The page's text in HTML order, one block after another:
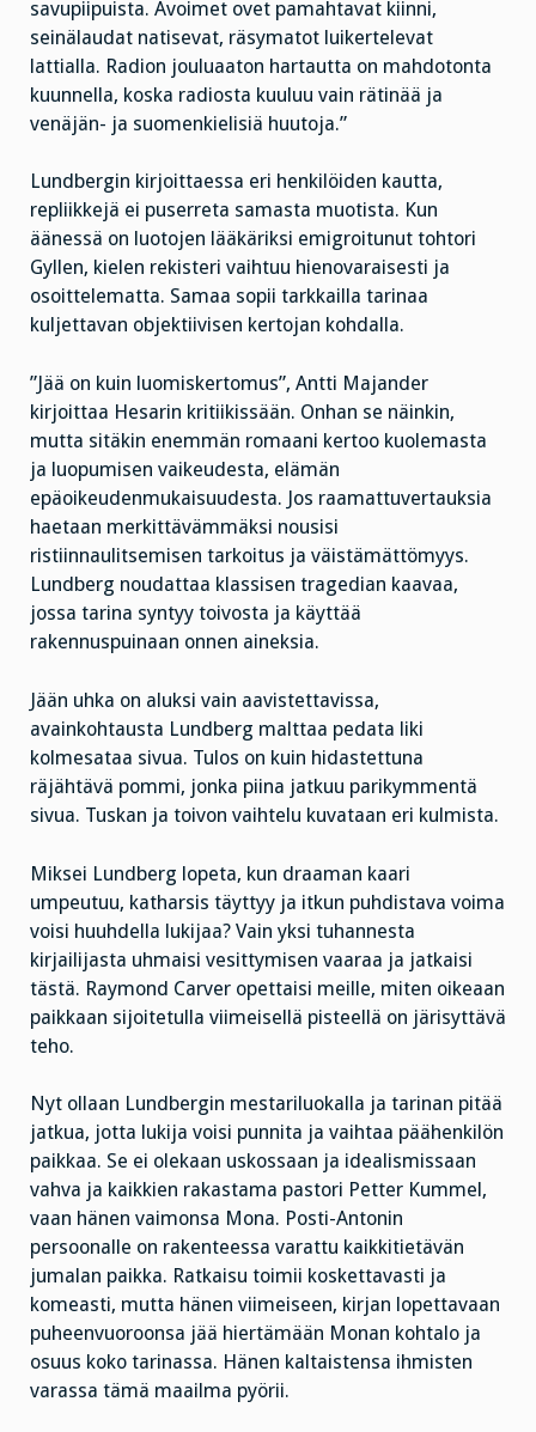
savupiipuista. Avoimet ovet pamahtavat kiinni,
seinälaudat natisevat, räsymatot luikertelevat
lattialla. Radion jouluaaton hartautta on mahdotonta
kuunnella, koska radiosta kuuluu vain rätinää ja
venäjän- ja suomenkielisiä huutoja.”
Lundbergin kirjoittaessa eri henkilöiden kautta,
repliikkejä ei puserreta samasta muotista. Kun
äänessä on luotojen lääkäriksi emigroitunut tohtori
Gyllen, kielen rekisteri vaihtuu hienovaraisesti ja
osoittelematta. Samaa sopii tarkkailla tarinaa
kuljettavan objektiivisen kertojan kohdalla.
”Jää on kuin luomiskertomus”, Antti Majander
kirjoittaa Hesarin kritiikissään. Onhan se näinkin,
mutta sitäkin enemmän romaani kertoo kuolemasta
ja luopumisen vaikeudesta, elämän
epäoikeudenmukaisuudesta. Jos raamattuvertauksia
haetaan merkittävämmäksi nousisi
ristiinnaulitsemisen tarkoitus ja väistämättömyys.
Lundberg noudattaa klassisen tragedian kaavaa,
jossa tarina syntyy toivosta ja käyttää
rakennuspuinaan onnen aineksia.
Jään uhka on aluksi vain aavistettavissa,
avainkohtausta Lundberg malttaa pedata liki
kolmesataa sivua. Tulos on kuin hidastettuna
räjähtävä pommi, jonka piina jatkuu parikymmentä
sivua. Tuskan ja toivon vaihtelu kuvataan eri kulmista.
Miksei Lundberg lopeta, kun draaman kaari
umpeutuu, katharsis täyttyy ja itkun puhdistava voima
voisi huuhdella lukijaa? Vain yksi tuhannesta
kirjailijasta uhmaisi vesittymisen vaaraa ja jatkaisi
tästä. Raymond Carver opettaisi meille, miten oikeaan
paikkaan sijoitetulla viimeisellä pisteellä on järisyttävä
teho.
Nyt ollaan Lundbergin mestariluokalla ja tarinan pitää
jatkua, jotta lukija voisi punnita ja vaihtaa päähenkilön
paikkaa. Se ei olekaan uskossaan ja idealismissaan
vahva ja kaikkien rakastama pastori Petter Kummel,
vaan hänen vaimonsa Mona. Posti-Antonin
persoonalle on rakenteessa varattu kaikkitietävän
jumalan paikka. Ratkaisu toimii koskettavasti ja
komeasti, mutta hänen viimeiseen, kirjan lopettavaan
puheenvuoroonsa jää hiertämään Monan kohtalo ja
osuus koko tarinassa. Hänen kaltaistensa ihmisten
varassa tämä maailma pyörii.